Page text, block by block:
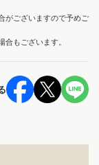
がございますので予めご
もございます。